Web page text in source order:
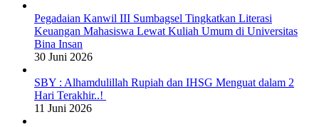
Pegadaian Kanwil III Sumbagsel Tingkatkan Literasi
Keuangan Mahasiswa Lewat Kuliah Umum di Universitas
Bina Insan
30 Juni 2026
SBY : Alhamdulillah Rupiah dan IHSG Menguat dalam 2
Hari Terakhir..!
11 Juni 2026